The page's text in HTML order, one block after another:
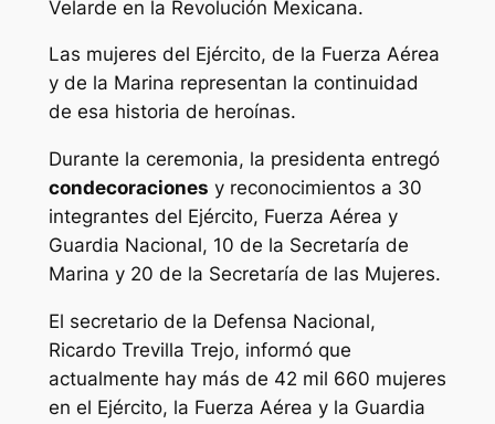
Velarde en la Revolución Mexicana.
Las mujeres del Ejército, de la Fuerza Aérea
y de la Marina representan la continuidad
de esa historia de heroínas.
Durante la ceremonia, la presidenta entregó
condecoraciones y reconocimientos a 30
integrantes del Ejército, Fuerza Aérea y
Guardia Nacional, 10 de la Secretaría de
Marina y 20 de la Secretaría de las Mujeres.
El secretario de la Defensa Nacional,
Ricardo Trevilla Trejo, informó que
actualmente hay más de 42 mil 660 mujeres
en el Ejército, la Fuerza Aérea y la Guardia